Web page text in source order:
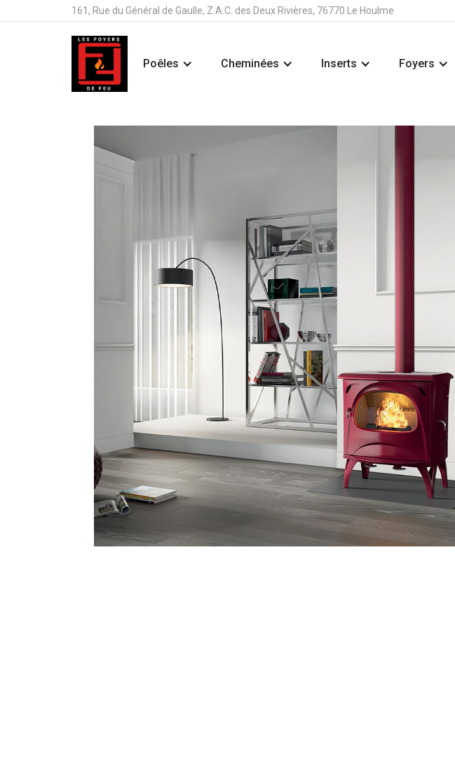
161, Rue du Général de Gaulle, Z.A.C. des Deux Rivières, 76770 Le Houlme
Poêles Cheminées Inserts Foyers